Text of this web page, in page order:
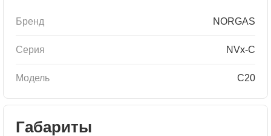
Бренд NORGAS
Серия NVx-C
Модель C20
Габариты